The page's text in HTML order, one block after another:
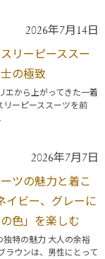
2026年7月14日
リーピーススー
の極致
エから上がってきた一着
リーピーススーツを前
2026年7月7日
ツの魅力と着こ
イビー、グレーに
色」を楽しむ
独特の魅力 大人の余裕
ラウンは、男性にとって